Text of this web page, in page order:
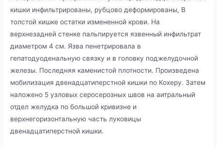
кишки инфильтрированы, рубцово деформированы, В
толстой кишке остатки измененной крови. На
верхнезадней стенке пальпируется язвенный инфильтрат
диаметром 4 см. Язва пенетрировала в
гепатодуоденальную связку и в головку поджелудочной
железы. Последняя каменистой плотности. Произведена
мобилизация двенадцатиперстной кишки по Кохеру. Затем
наложено 5 узловых серосерозных швов на аитральный
отдел желудка по большой кривизне и
верхнегоризонтальную часть луковицы
двенадцатиперстной кишки.